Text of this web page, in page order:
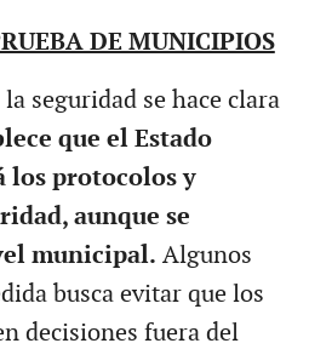
DE MUNICIPIOS
seguridad se hace clara
que el Estado
los protocolos y
aunque se
municipal. Algunos
busca evitar que los
decisiones fuera del